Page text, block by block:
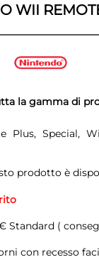
WII
la gamma di
Plus, Special,
prodotto è
Standard (
con recesso